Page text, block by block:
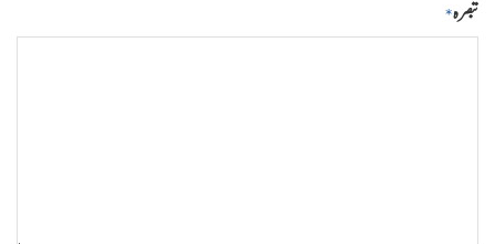
تبصرہ*